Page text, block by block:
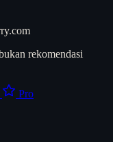
rekomendasi
Pro